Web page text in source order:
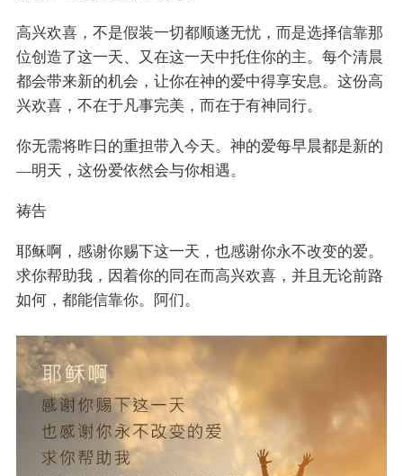
高兴欢喜，不是假装一切都顺遂无忧，而是选择信靠那
位创造了这一天、又在这一天中托住你的主。每个清晨
都会带来新的机会，让你在神的爱中得享安息。这份高
兴欢喜，不在于凡事完美，而在于有神同行。
你无需将昨日的重担带入今天。神的爱每早晨都是新的
—明天，这份爱依然会与你相遇。
祷告
耶稣啊，感谢你赐下这一天，也感谢你永不改变的爱。
求你帮助我，因着你的同在而高兴欢喜，并且无论前路
如何，都能信靠你。阿们。